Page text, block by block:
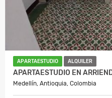
APARTAESTUDIO ALQUILER
APARTAESTUDIO EN
Medellín, Antioquia, Colombia